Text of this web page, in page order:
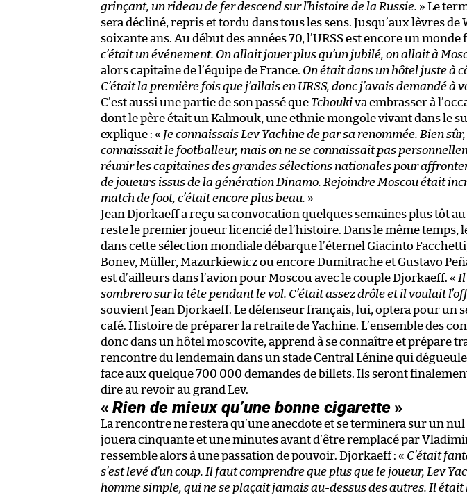
grinçant, un rideau de fer descend sur l’histoire de la Russie. » Le
sera décliné, repris et tordu dans tous les sens. Jusqu’aux lèvres
soixante ans. Au début des années 70, l’URSS est encore un monde
c’était un événement. On allait jouer plus qu’un jubilé, on allait à
alors capitaine de l’équipe de France. On était dans un hôtel juste à
C’était la première fois que j’allais en URSS, donc j’avais demandé à
C’est aussi une partie de son passé que Tchoukiva embrasser à
dont le père était un Kalmouk, une ethnie mongole vivant dans le
explique : « Je connaissais Lev Yachine de par sa renommée. Bien
connaissait le footballeur, mais on ne se connaissait pas
réunir les capitaines des grandes sélections nationales pour
de joueurs issus de la génération Dinamo. Rejoindre Moscou était
match de foot, c’était encore plus beau. »
Jean Djorkaeff a reçu sa convocation quelques semaines plus tôt au
reste le premier joueur licencié de l’histoire. Dans le même temps,
dans cette sélection mondiale débarque l’éternel Giacinto
Bonev, Müller, Mazurkiewicz ou encore Dumitrache et Gustavo
est d’ailleurs dans l’avion pour Moscou avec le couple Djorkaeff. « Il
sombrero sur la tête pendant le vol. C’était assez drôle et il voulait
souvient Jean Djorkaeff. Le défenseur français, lui, optera pour un
café. Histoire de préparer la retraite de Yachine. L’ensemble des
donc dans un hôtel moscovite, apprend à se connaître et prépare
rencontre du lendemain dans un stade Central Lénine qui
face aux quelque 700 000 demandes de billets. Ils seront
dire au revoir au grand Lev.
«Rien de mieux qu’une bonne cigarette»
La rencontre ne restera qu’une anecdote et se terminera sur un nul
jouera cinquante et une minutes avant d’être remplacé par
ressemble alors à une passation de pouvoir. Djorkaeff : « C’était
s’est levé d’un coup. Il faut comprendre que plus que le joueur, Lev
homme simple, qui ne se plaçait jamais au-dessus des autres. Il